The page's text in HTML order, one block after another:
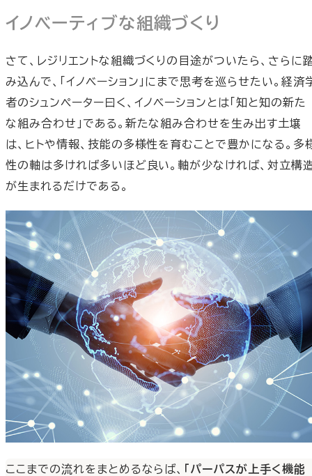
イノベーティブな組織づくり
さて、レジリエントな組織づくりの目途がついたら、さらに
み込んで、「イノベーション」にまで思考を巡らせたい。経済
者のシュンペーター曰く、イノベーションとは「知と知の新た
な組み合わせ」である。新たな組み合わせを生み出す土壌
は、ヒトや情報、技能の多様性を育むことで豊かになる。多
性の軸は多ければ多いほど良い。軸が少なければ、対立構
が生まれるだけである。
とはいえ、知と知を組み合わせる過程では、ある程度の葛藤
や対立は起こり得る。大事なことは、人間関係上の対立を最
小化しつつ、発想や構想レベルでの対立を大きくすること。
そのためには、協働して互いを知ること、互いを尊重し合う
ことが必要だ。
また、イノベーションの具現化にあたっては、個人の創意工
を最大限に発揮させること、いわば遠心力を自在に働かせ
ことが重要だ。かたや、遠心力はしっかりとした求心力があ
ってこそ初めてその力が最大化される。組織における最大
求心力はパーパスである。
ここまでの流れをまとめるならば、 「パーパスが上手く機能